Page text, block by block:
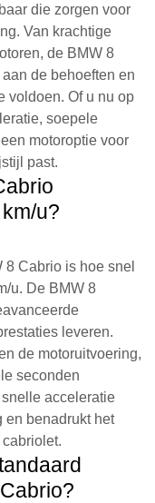
die zorgen voor
Van krachtige
de BMW 8
de behoeften en
voldoen. Of u nu op
soepele
motoroptie voor
past.
u?
Cabrio is hoe snel
u. De BMW 8
leveren.
de motoruitvoering,
seconden
acceleratie
en benadrukt het